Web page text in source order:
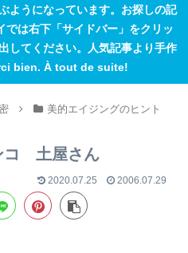
ようになっています。お探しの記
では右下「サイドバー」をクリッ
してください。人気記事より手作
bien. À tout de suite!
美的エイジングのヒント
コ 土屋さん
2020.07.25 2006.07.29